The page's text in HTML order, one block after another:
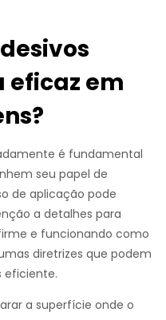
eficaz em
é fundamental
seu papel de
de aplicação pode
a detalhes para
e funcionando como
diretrizes que podem
eficiente.
a superfície onde o